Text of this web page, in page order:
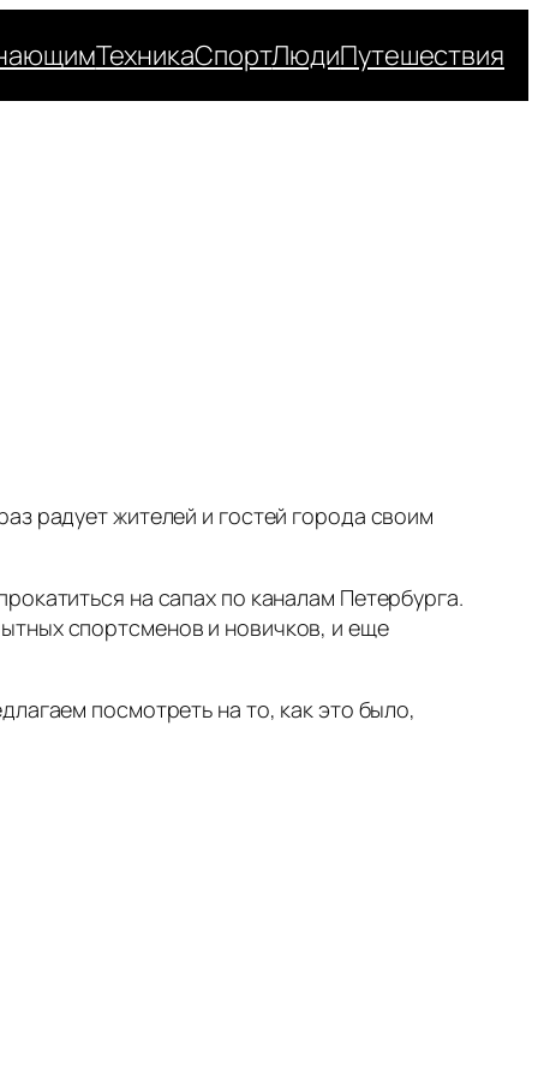
ТехникаСпортЛюдиПутешествия
радует жителей и гостей города своим
на сапах по каналам Петербурга.
спортсменов и новичков, и еще
посмотреть на то, как это было,